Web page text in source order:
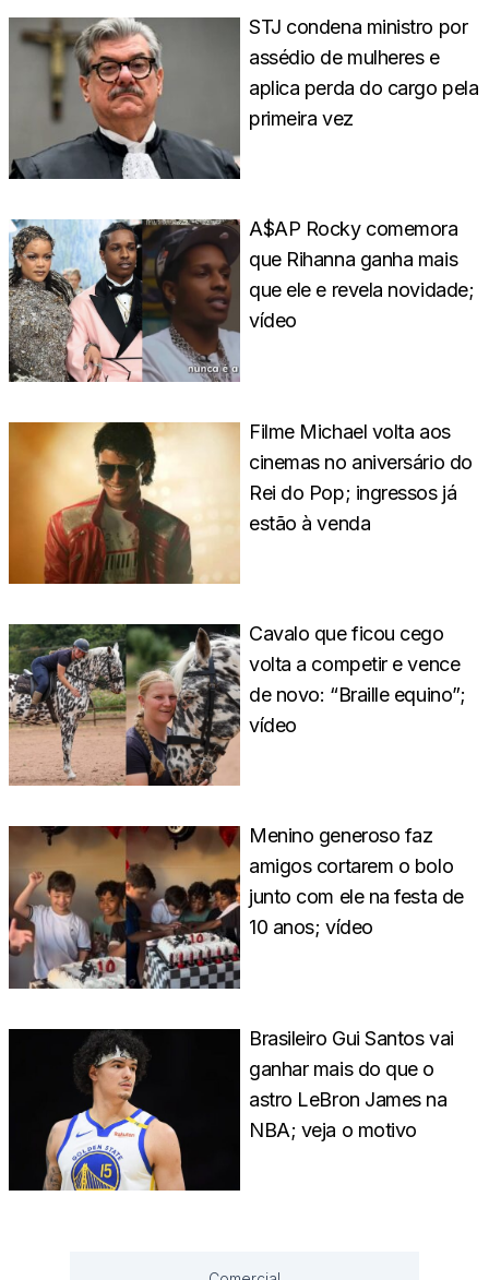
STJ condena ministro por
assédio de mulheres e
aplica perda do cargo pela
primeira vez
A$AP Rocky comemora
que Rihanna ganha mais
que ele e revela novidade;
vídeo
Filme Michael volta aos
cinemas no aniversário do
Rei do Pop; ingressos já
estão à venda
Cavalo que ficou cego
volta a competir e vence
de novo: “Braille equino”;
vídeo
Menino generoso faz
amigos cortarem o bolo
junto com ele na festa de
10 anos; vídeo
Brasileiro Gui Santos vai
ganhar mais do que o
astro LeBron James na
NBA; veja o motivo